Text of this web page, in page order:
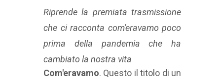
Riprende la premiata trasmissione
che ci racconta com'eravamo poco
prima della pandemia che ha
cambiato la nostra vita
Com'eravamo. Questo il titolo di un